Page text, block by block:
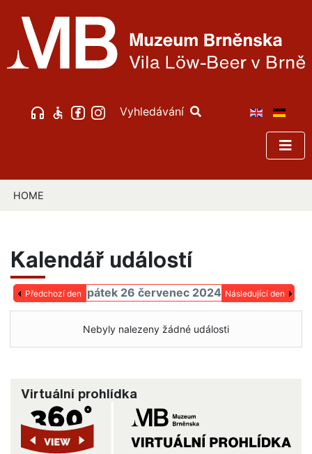
Vyhledávání
HOME
Kalendář událostí
Předchozí den pátek 26 červenec 2024 Následující den
Nebyly nalezeny žádné události
Virtuální prohlídka